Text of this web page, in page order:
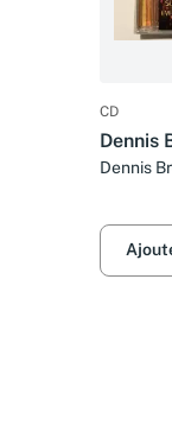
CD
Dennis
Dennis